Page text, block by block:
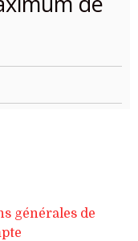
générales de